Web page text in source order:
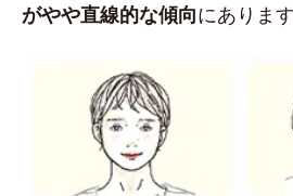
がやや直線的な傾向にあります